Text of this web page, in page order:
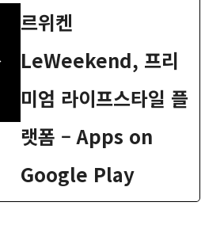
르위켄
LeWeekend, 프리
미엄 라이프스타일 플
랫폼 – Apps on
Google Play